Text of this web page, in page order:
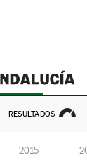
RESULTADOS
2015